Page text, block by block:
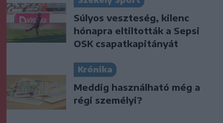
Súlyos veszteség, kilenc
hónapra eltiltották a Sepsi
OSK csapatkapitányát
Krónika
Meddig használható még a
régi személyi?